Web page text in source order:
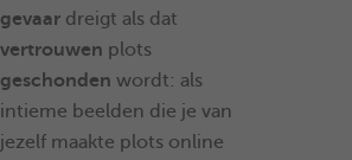
gevaar dreigt als dat
vertrouwen plots
geschonden wordt: als
intieme beelden die je van
jezelf maakte plots online